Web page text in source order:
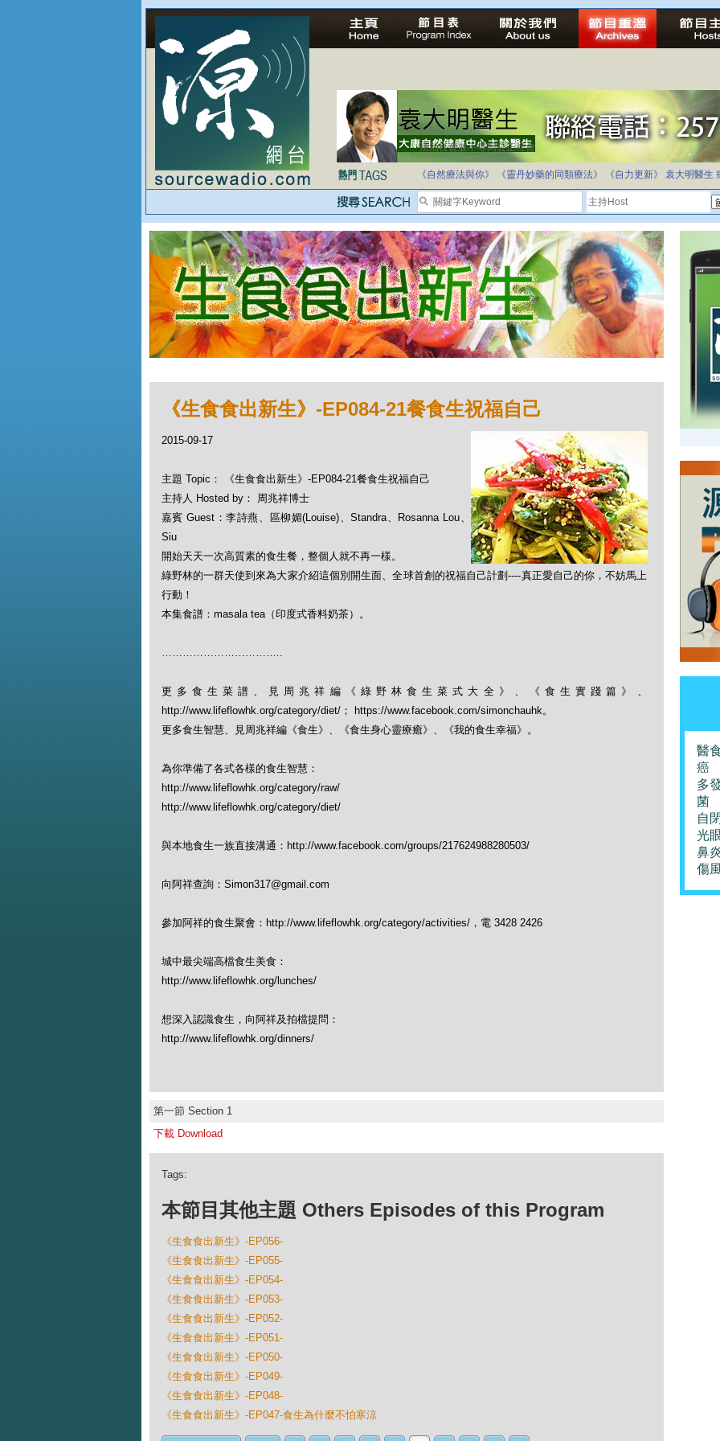
法治社會並不等同公正社會
自家教育合法化-推動多元化教育，全民學卷制
《自然療法與你》
《靈丹妙藥的同類療法》 《自力更新》 袁大明醫生
《生食食出新生》-EP084-21餐食生祝福自己
2015-09-17
主題 Topic： 《生食食出新生》-EP084-21餐食生祝福自己
主持人 Hosted by： 周兆祥博士
嘉賓 Guest：李詩燕、區柳媚(Louise)、Standra、Rosanna Lou、
Siu
開始天天一次高質素的食生餐，整個人就不再一樣。
綠野林的一群天使到來為大家介紹這個別開生面、全球首創的祝福自己計劃----真正愛自己的你，不妨馬上
行動！
本集食譜：masala tea（印度式香料奶茶）。
……………………………..
更多食生菜譜、見周兆祥編《綠野林食生菜式大全》、《食生實踐篇》、
http://www.lifeflowhk.org/category/diet/； https://www.facebook.com/simonchauhk。
更多食生智慧、見周兆祥編《食生》、《食生身心靈療癒》、《我的食生幸福》。
為你準備了各式各樣的食生智慧：
http://www.lifeflowhk.org/category/raw/
http://www.lifeflowhk.org/category/diet/
與本地食生一族直接溝通：http://www.facebook.com/groups/217624988280503/
向阿祥查詢：Simon317@gmail.com
參加阿祥的食生聚會：http://www.lifeflowhk.org/category/activities/，電 3428 2426
城中最尖端高檔食生美食：
http://www.lifeflowhk.org/lunches/
想深入認識食生，向阿祥及拍檔提問：
http://www.lifeflowhk.org/dinners/
第一節 Section 1
下載 Download
Tags:
本節目其他主題 Others Episodes of this Program
《生食食出新生》-EP056-
《生食食出新生》-EP055-
《生食食出新生》-EP054-
《生食食出新生》-EP053-
《生食食出新生》-EP052-
《生食食出新生》-EP051-
《生食食出新生》-EP050-
《生食食出新生》-EP049-
《生食食出新生》-EP048-
《生食食出新生》-EP047-食生為什麼不怕寒涼
醫
癌
多
菌
自
光
鼻
傷